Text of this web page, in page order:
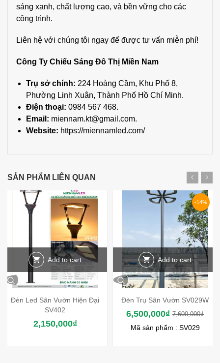
sáng xanh, chất lượng cao, và bền vững cho các
công trình.
Liên hệ với chúng tôi ngay để được tư vấn miễn phí!
Công Ty Chiếu Sáng Đô Thị Miền Nam
Trụ sở chính: 224 Hoàng Cầm, Khu Phố 8,
Phường Linh Xuân, Thành Phố Hồ Chí Minh.
Điện thoại: 0984 567 468.
Email: miennam.kt@gmail.com.
Website: https://miennamled.com/
SẢN PHẨM LIÊN QUAN
Add to cart
Đèn Led Sân Vườn Hiện Đại
SV402
2,150,000₫
-14%
Add to cart
Đèn Trụ Sân Vườn SV029W
7,600,000₫
6,500,000₫
Mã sản phẩm : SV029